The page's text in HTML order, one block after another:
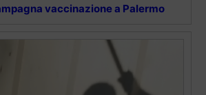
vaccinazione a Palermo